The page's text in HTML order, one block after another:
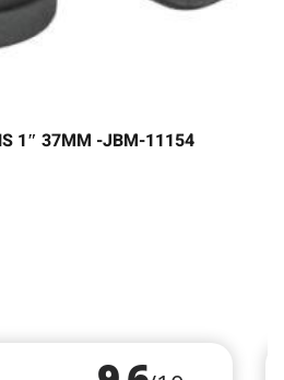
1″ 37MM -JBM-11154